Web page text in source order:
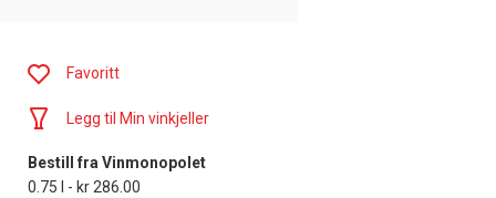
Favoritt
Legg til Min vinkjeller
Bestill fra Vinmonopolet
0.75 l - kr 286.00